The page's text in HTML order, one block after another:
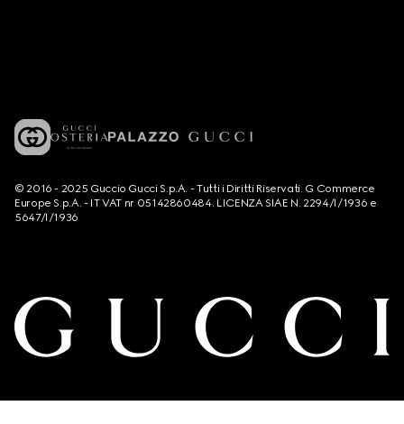
© 2016 - 2025 Guccio Gucci S.p.A. - Tutti i Diritti Riservati. G Commerce
Europe S.p.A. - IT VAT nr 05142860484. LICENZA SIAE N. 2294/I/1936 e
5647/I/1936